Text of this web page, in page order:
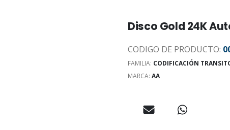
Disco Gold 24K
CODIGO DE PRODUCTO:
FAMILIA: CODIFICACIÓN
MARCA: AA